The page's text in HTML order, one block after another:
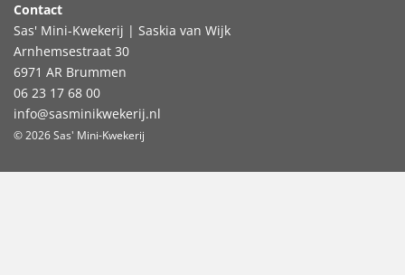
Contact
Sas' Mini-Kwekerij | Saskia van Wijk
Arnhemsestraat 30
6971 AR Brummen
06 23 17 68 00
info@sasminikwekerij.nl
© 2026 Sas' Mini-Kwekerij